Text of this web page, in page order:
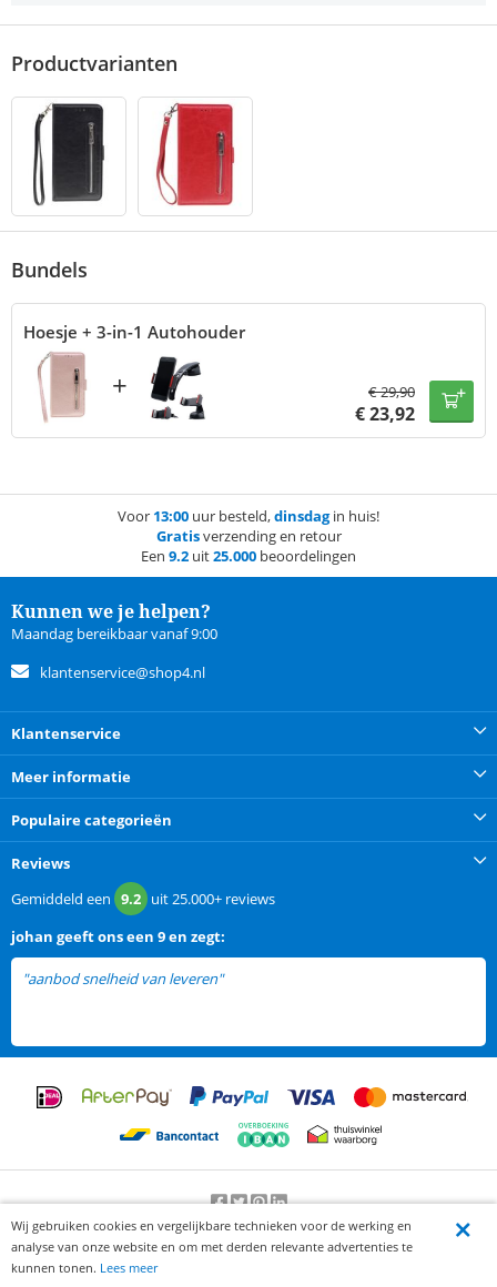
Productvarianten
Bundels
Hoesje + 3-in-1 Autohouder
+ €29,90
€23,92
Voor 13:00 uur besteld,dinsdagin huis!
Gratisverzending en retour
Een 9.2 uit25.000 beoordelingen
Kunnen we je helpen?
Maandag bereikbaar vanaf 9:00
klantenservice@shop4.nl
Klantenservice
Meer informatie
Populaire categorieën
Reviews
Gemiddeld een 9.2 uit25.000+ reviews
johan geeft ons een 9 en zegt:
"aanbod snelheid van leveren"
Beoordeling door klanten:9.2/10-25000beoordelingen
Wij gebruiken cookies en vergelijkbare technieken voor de werking en
analyse van onze website en om met derden relevante advertenties te
kunnen tonen. Lees meer